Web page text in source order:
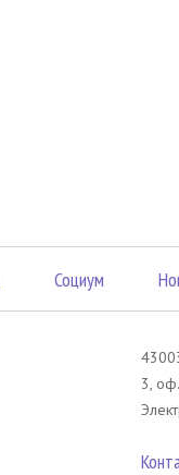
Социум
3,